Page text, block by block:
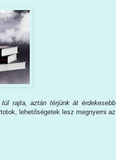
rajta, aztán térjünk át érdekesebb
lehetőségetek lesz megnyerni az